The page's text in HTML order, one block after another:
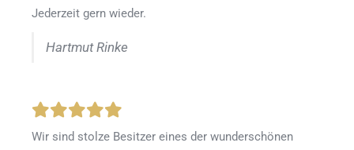
Jederzeit gern wieder.
Hartmut Rinke
Wir sind stolze Besitzer eines der wunderschönen